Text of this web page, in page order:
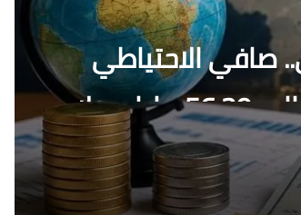
صافي الاحتياطي
الأجنبي يسجل قفزة تاريخية ويصل إلى 56.29 مليار دولار